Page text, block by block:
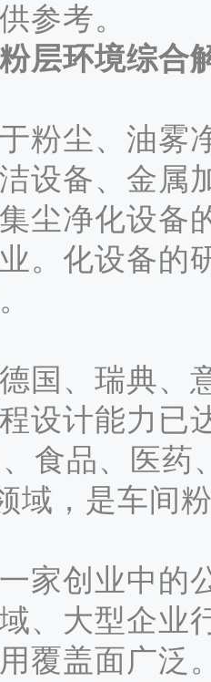
参考。
层环境综
粉尘、油雾
设备、金属
尘净化设备
。化设备的
国、瑞典、
设计能力已
食品、医药
域，是车间
家创业中的
、大型企业
覆盖面广泛